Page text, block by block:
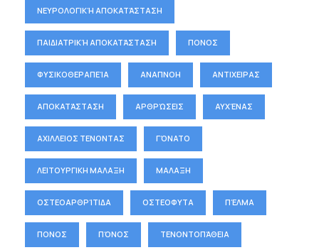
ΝΕΥΡΟΛΟΓΙΚΉ ΑΠΟΚΑΤΆΣΤΑΣΗ
ΠΑΙΔΙΑΤΡΙΚΉ ΑΠΟΚΑΤΆΣΤΑΣΗ ΠΟΝΟΣ
ΦΥΣΙΚΟΘΕΡΑΠΕΊΑ ΑΝΑΠΝΟΗ ΑΝΤΙΧΕΙΡΑΣ
ΑΠΟΚΑΤΆΣΤΑΣΗ ΑΡΘΡΏΣΕΙΣ ΑΥΧΈΝΑΣ
ΑΧΙΛΛΕΙΟΣ ΤΕΝΟΝΤΑΣ ΓΌΝΑΤΟ
ΛΕΙΤΟΥΡΓΙΚΗ ΜΑΛΑΞΗ ΜΑΛΑΞΗ
ΟΣΤΕΟΑΡΘΡΊΤΙΔΑ ΟΣΤΕΟΦΥΤΑ ΠΈΛΜΑ
ΠΟΝΟΣ ΠΌΝΟΣ ΤΕΝΟΝΤΟΠΆΘΕΙΑ